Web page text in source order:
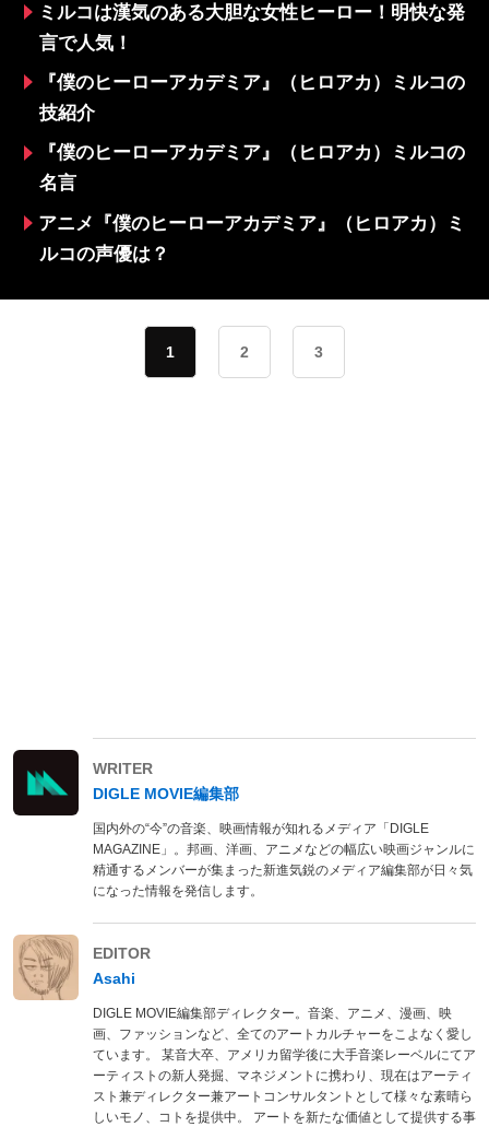
ミルコは漢気のある大胆な女性ヒーロー！明快な発
言で人気！
『僕のヒーローアカデミア』（ヒロアカ）ミルコの
技紹介
『僕のヒーローアカデミア』（ヒロアカ）ミルコの
名言
アニメ『僕のヒーローアカデミア』（ヒロアカ）ミ
ルコの声優は？
1 2 3
WRITER
DIGLE MOVIE編集部
国内外の“今”の音楽、映画情報が知れるメディア「DIGLE
MAGAZINE」。邦画、洋画、アニメなどの幅広い映画ジャンルに
精通するメンバーが集まった新進気鋭のメディア編集部が日々気
になった情報を発信します。
EDITOR
Asahi
DIGLE MOVIE編集部ディレクター。音楽、アニメ、漫画、映
画、ファッションなど、全てのアートカルチャーをこよなく愛し
ています。 某音大卒、アメリカ留学後に大手音楽レーベルにてア
ーティストの新人発掘、マネジメントに携わり、現在はアーティ
スト兼ディレクター兼アートコンサルタントとして様々な素晴ら
しいモノ、コトを提供中。 アートを新たな価値として提供する事